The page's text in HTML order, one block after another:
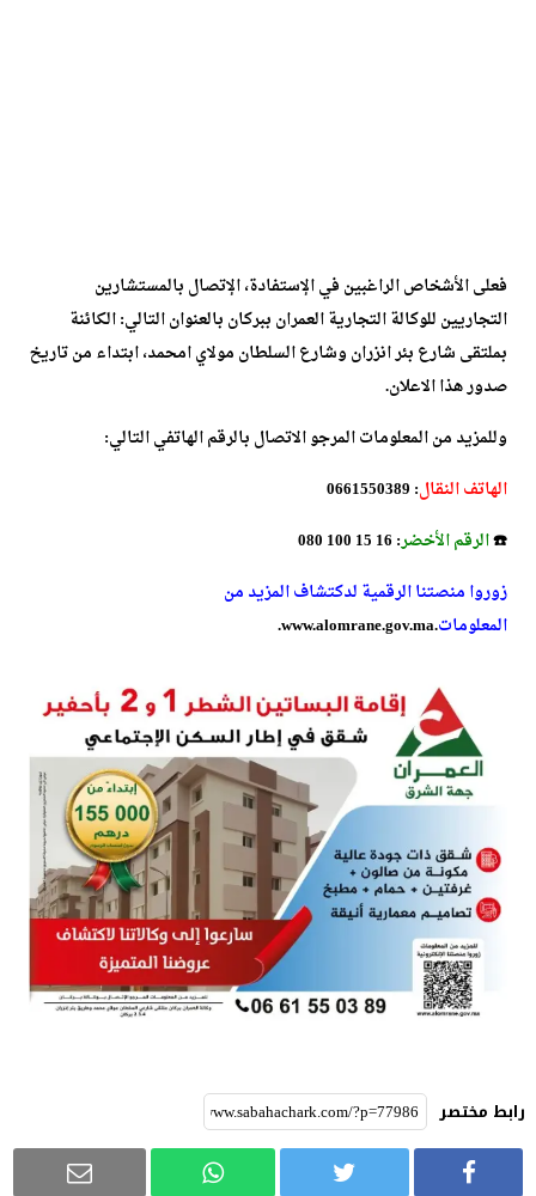
فعلى الأشخاص الراغبين في الإستفادة، الإتصال بالمستشارين
التجاريين للوكالة التجارية العمران ببركان بالعنوان التالي: الكائنة
بملتقى شارع بئر انزران وشارع السلطان مولاي امحمد، ابتداء من تاريخ
صدور هذا الاعلان.
وللمزيد من المعلومات المرجو الاتصال بالرقم الهاتفي التالي:
الهاتف النقال: 0661550389
☎️الرقم الأخضر: 16 15 100 080
زوروا منصتنا الرقمية لدكتشاف المزيد من
المعلومات.www.alomrane.gov.ma.
رابط مختصر